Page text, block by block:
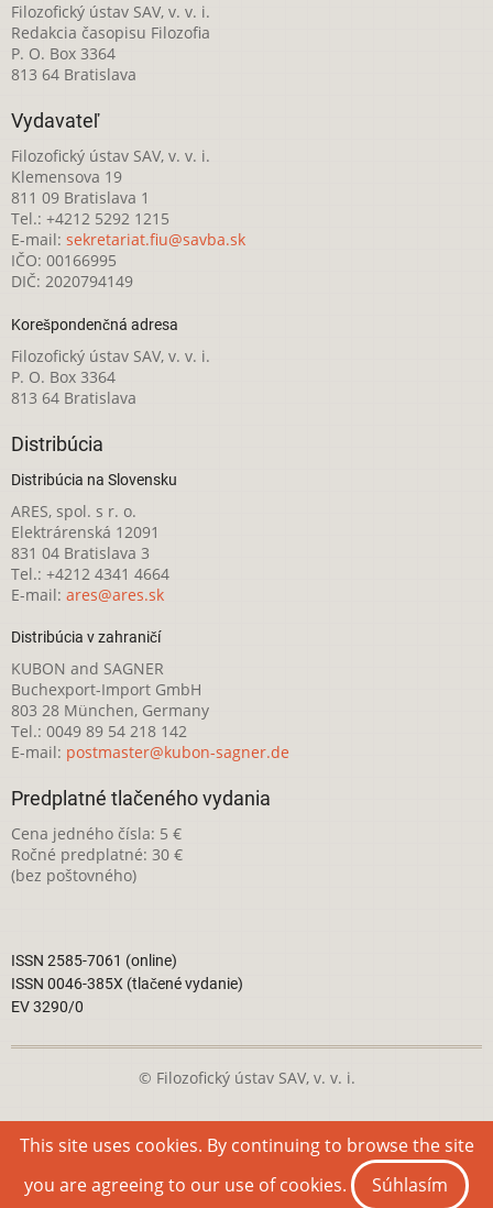
Filozofický ústav SAV, v. v. i.
Redakcia časopisu Filozofia
P. O. Box 3364
813 64 Bratislava
Vydavateľ
Filozofický ústav SAV, v. v. i.
Klemensova 19
811 09 Bratislava 1
Tel.: +4212 5292 1215
E-mail: sekretariat.fiu@savba.sk
IČO: 00166995
DIČ: 2020794149
Korešpondenčná adresa
Filozofický ústav SAV, v. v. i.
P. O. Box 3364
813 64 Bratislava
Distribúcia
Distribúcia na Slovensku
ARES, spol. s r. o.
Elektrárenská 12091
831 04 Bratislava 3
Tel.: +4212 4341 4664
E-mail: ares@ares.sk
Distribúcia v zahraničí
KUBON and SAGNER
Buchexport-Import GmbH
803 28 München, Germany
Tel.: 0049 89 54 218 142
E-mail: postmaster@kubon-sagner.de
Predplatné tlačeného vydania
Cena jedného čísla: 5 €
Ročné predplatné: 30 €
(bez poštovného)
ISSN 2585-7061 (online)
ISSN 0046-385X (tlačené vydanie)
EV 3290/0
© Filozofický ústav SAV, v. v. i.
Táto webová stránka je licencovaná podCreative Commons
Attribution-NonCommercial 4.0 International License
This site uses cookies. By continuing to browse the site
you are agreeing to our use of cookies.
Súhlasím